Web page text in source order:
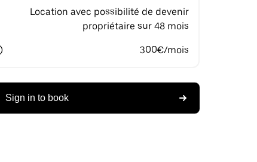
Location avec possibilité de devenir
propriétaire sur 48 mois
300€/mois
Sign in to book